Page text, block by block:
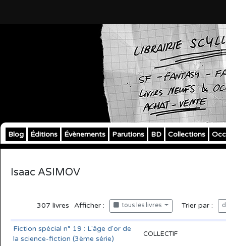
Blog Éditions Évènements Parutions BD Collections
Isaac ASIMOV
307 livres Afficher : tous les livres Trier par :
Fiction spécial n° 19 : L'âge d'or de
la science-fiction (3ème série)
COLLECTIF